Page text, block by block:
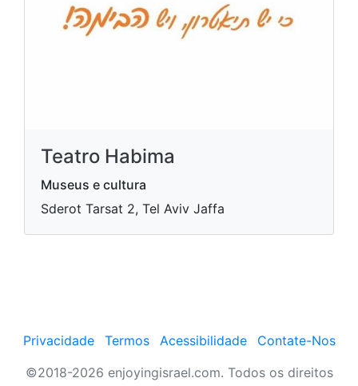
Teatro Habima
Museus e cultura
Sderot Tarsat 2, Tel Aviv Jaffa
Privacidade Termos Acessibilidade
Contate-Nos
©2018-2026 enjoyingisrael.com. Todos os direitos